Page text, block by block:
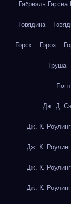
Габриэль
Говядина
Горох Горох
Груша
Дж. Д.
Дж. К.
Дж. К.
Дж. К.
Дж. К.